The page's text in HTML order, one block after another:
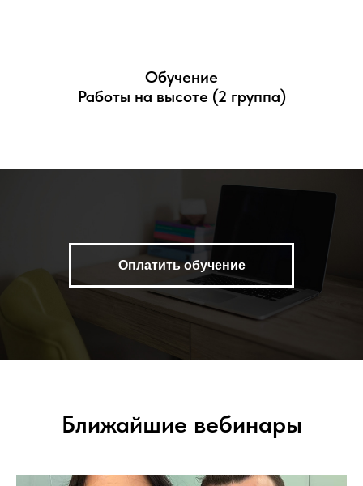
Обучение
Работы на высоте (2 группа)
Оплатить обучение
Ближайшие вебинары